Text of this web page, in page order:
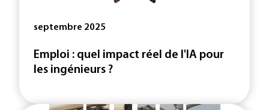
septembre 2025
Emploi : quel impact réel de l'IA pour
les ingénieurs ?